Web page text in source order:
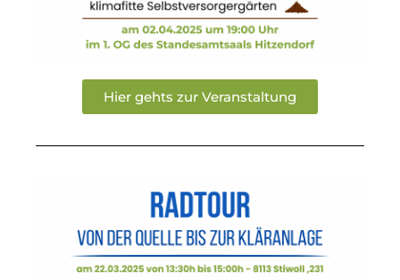
Hier gehts zur Veranstaltung